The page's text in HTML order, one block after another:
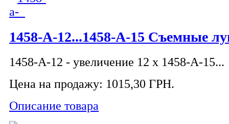
1458-A-12...1458-A-15 Съемные
1458-A-12 - увеличение 12 x 1458-A-15...
Цена на продажу: 1015,30 ГРН.
Описание товара